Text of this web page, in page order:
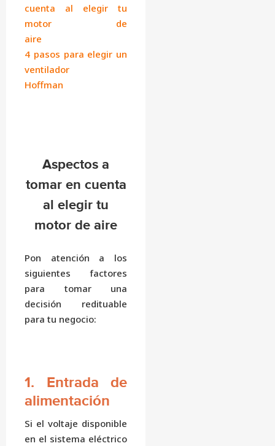
cuenta al elegir tu
motor de
aire
4 pasos para elegir un
ventilador
Hoffman
Aspectos a
tomar en cuenta
al elegir tu
motor de aire
Pon atención a los
siguientes factores
para tomar una
decisión redituable
para tu negocio:
1. Entrada de
alimentación
Si el voltaje disponible
en el sistema eléctrico